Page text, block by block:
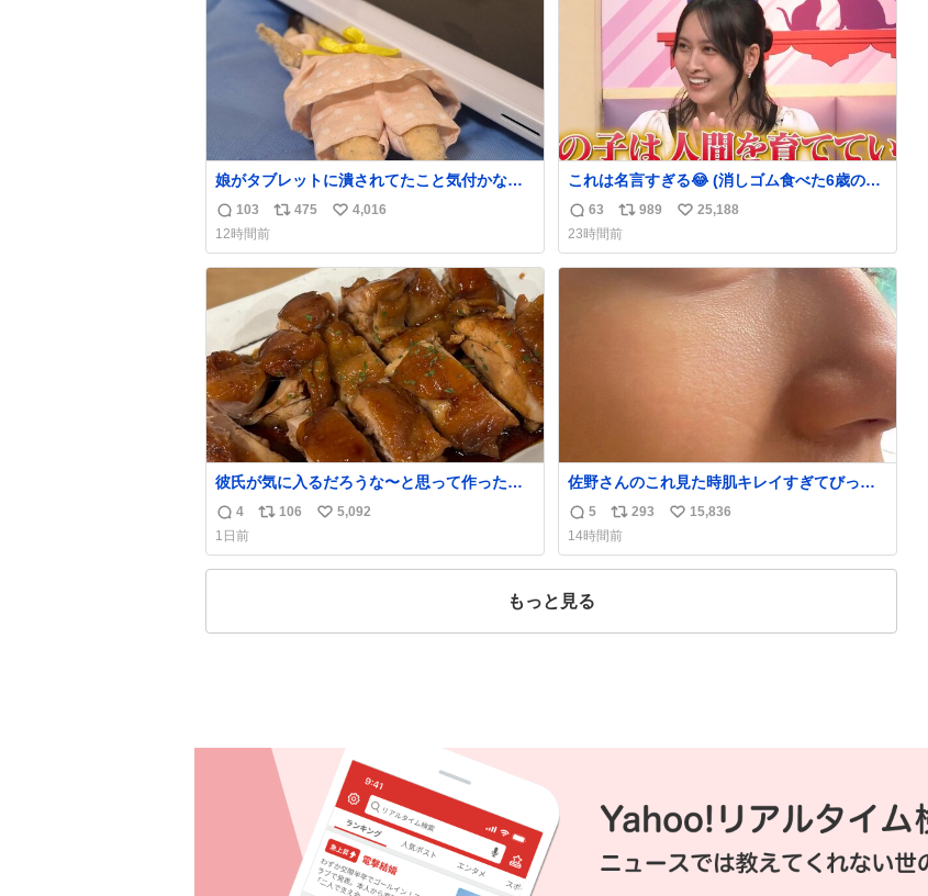
数
数
娘がタブレットに潰されてたこと気付かなか
った。 旦那だけは娘の波長を感じ取れるから
声出せずともSOSが伝わったらしい。 急いで
旦那が救出して、泣きじゃくる娘に自分も謝
って抱きしめようとしたら、ビンタされてし
まった。3回ほど。 小さい手だけど、地味に
痛い。 その後、娘は旦那に泣きついてた。
返
信
数
103
リ
ス
ト
数
475
い
ね
数
4,016
12時間前
これは名言すぎる😂 (消しゴム食べた6歳の弟
を思い出しながら)
返
信
数
63
リ
ポ
ス
ト
989
い
ね
数
25,188
23時間前
彼氏が気に入るだろうな〜と思って作ったら
想像の何倍も美味しい美味しい言ってくれて
嬉しい
返
信
数
4
リ
ス
106
い
ね
5,092
1日前
佐野さんのこれ見た時肌キレイすぎてびっく
りしたし、やはりアイドルって体型･肌管理す
ごすぎる
返
信
数
5
リ
ポ
ス
293
い
ね
15,836
14時間前
もっと見る